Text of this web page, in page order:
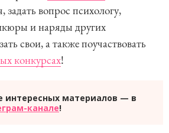
вопрос психологу,
и наряды других
свои, а также поучаствовать
конкурсах!
интересных материалов — в
канале!